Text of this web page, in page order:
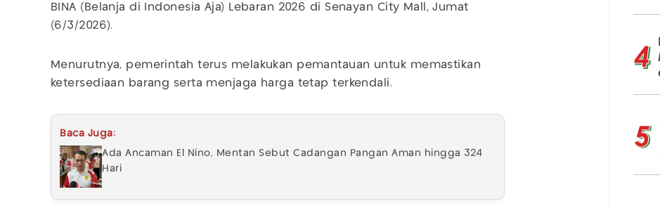
BINA (Belanja di Indonesia Aja) Lebaran 2026 di Senayan City Mall, Jumat
(6/3/2026).
Menurutnya, pemerintah terus melakukan pemantauan untuk memastikan
ketersediaan barang serta menjaga harga tetap terkendali.
Baca Juga:
Ada Ancaman El Nino, Mentan Sebut Cadangan Pangan Aman hingga 324
Hari